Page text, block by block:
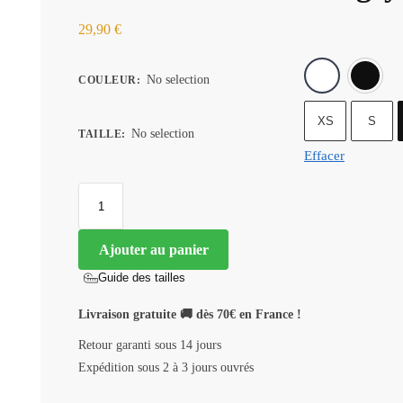
29,90 €
COULEUR: No selection
TAILLE: No selection
XS S
Effacer
Ajouter au panier
Guide des tailles
Livraison gratuite 🚚 dès 70€ en France !
Retour garanti sous 14 jours
Expédition sous 2 à 3 jours ouvrés